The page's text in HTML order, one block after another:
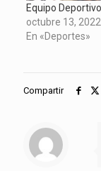
Equipo Deportivo
octubre 13, 2022
En «Deportes»
Compartir